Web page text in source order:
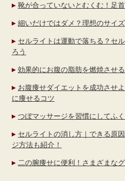
靴が合っていないとむくむ！足
細いだけではダメ？理想のサイ
セルライトは運動で落ちる？セ
ろう
効果的にお腹の脂肪を燃焼させ
お腹痩せダイエットを成功させ
に痩せるコツ
つぼマッサージを習慣にしてふ
セルライトの消し方｜できる原
ジ方法も紹介！
二の腕痩せに便利！さまざまな